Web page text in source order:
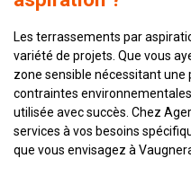
Les terrassements par
variété de projets. Que vous
zone sensible nécessitant une
contraintes
utilisée avec succès. Chez
services à vos besoins
que vous envisagez à